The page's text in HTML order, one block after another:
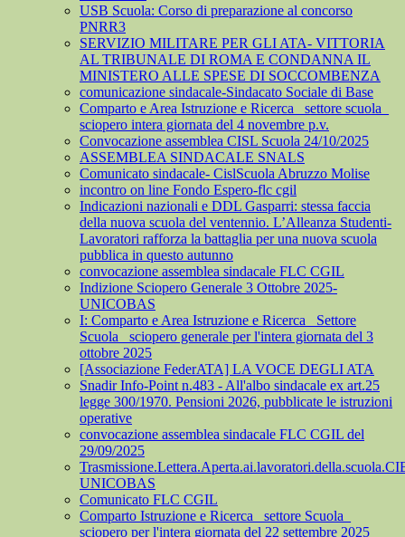
USB Scuola: Corso di preparazione al concorso
PNRR3
SERVIZIO MILITARE PER GLI ATA- VITTORIA
AL TRIBUNALE DI ROMA E CONDANNA IL
MINISTERO ALLE SPESE DI SOCCOMBENZA
comunicazione sindacale-Sindacato Sociale di Base
Comparto e Area Istruzione e Ricerca_ settore scuola_
sciopero intera giornata del 4 novembre p.v.
Convocazione assemblea CISL Scuola 24/10/2025
ASSEMBLEA SINDACALE SNALS
Comunicato sindacale- CislScuola Abruzzo Molise
incontro on line Fondo Espero-flc cgil
Indicazioni nazionali e DDL Gasparri: stessa faccia
della nuova scuola del ventennio. L’Alleanza Studenti-
Lavoratori rafforza la battaglia per una nuova scuola
pubblica in questo autunno
convocazione assemblea sindacale FLC CGIL
Indizione Sciopero Generale 3 Ottobre 2025-
UNICOBAS
I: Comparto e Area Istruzione e Ricerca_ Settore
Scuola_ sciopero generale per l'intera giornata del 3
ottobre 2025
[Associazione FederATA] LA VOCE DEGLI ATA
Snadir Info-Point n.483 - All'albo sindacale ex art.25
legge 300/1970. Pensioni 2026, pubblicate le istruzioni
operative
convocazione assemblea sindacale FLC CGIL del
29/09/2025
UNICOBAS
Comunicato FLC CGIL
Comparto Istruzione e Ricerca_ settore Scuola_
sciopero per l'intera giornata del 22 settembre 2025